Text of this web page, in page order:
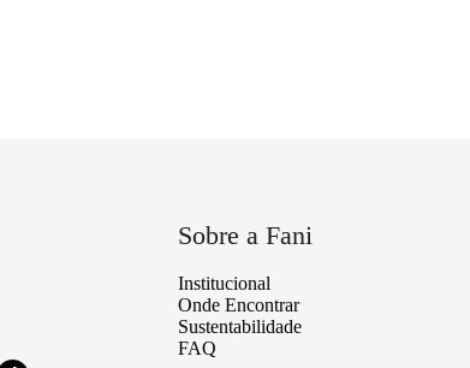
Sobre a Fani
Institucional
Onde Encontrar
Sustentabilidade
FAQ